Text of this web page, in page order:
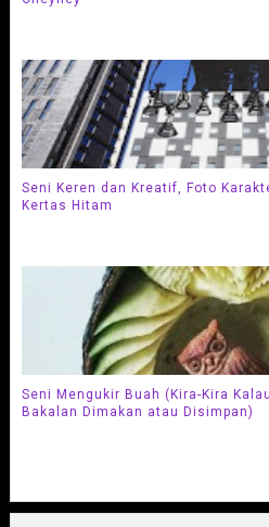
Seni Keren dan Kreatif, Foto
Kertas Hitam
Seni Mengukir Buah (Kira-Kira
Bakalan Dimakan atau Disimpan)